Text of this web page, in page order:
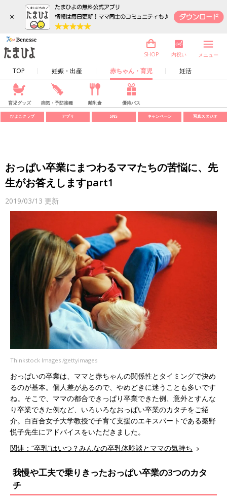
×
TOP 妊娠・出産 赤ちゃん・育児 妊活
SHOP 内祝い メニュー
育児グッズ 病気・予防接種 離乳食 優待パス
ひよこクラブ アプリ SNS キャンペーン 写真スタジオ
おっぱい卒業にまつわるママたちの苦悩に、先
生がお答えしますpart1
2019/03/13 更新
Thinkstock Images /gettyimages
おっぱいの卒業は、ママと赤ちゃんの関係性とタイミングで決め
るのが基本。個人差があるので、やめどきに迷うことも多いです
ね。そこで、ママの都合できっぱり卒業できた例、意外とすんな
り卒業できた例など、いろいろなおっぱい卒業のカタチをご紹
介。白百合女子大学教授で子育て支援のエキスパートである秦野
悦子先生にアドバイスをいただきました。
関連：“卒乳”はいつ？みんなの卒乳体験談とママの気持ち
我慢や工夫で乗りきったおっぱい卒業の3つのカタ
チ